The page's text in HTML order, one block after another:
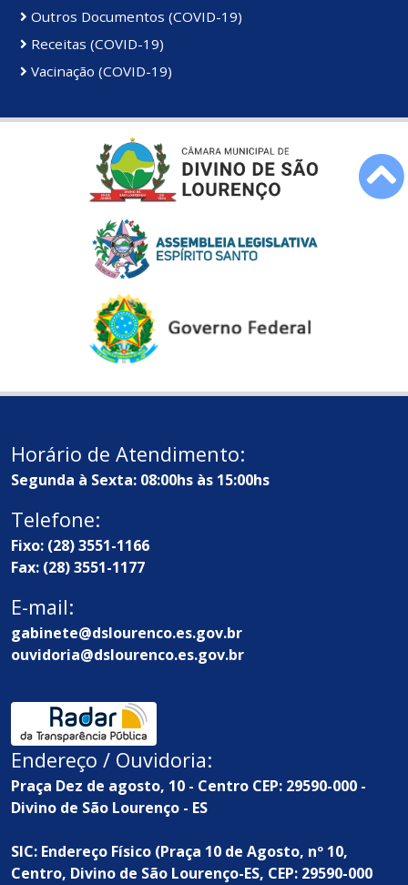
Outros Documentos (COVID-19)
Receitas (COVID-19)
Vacinação (COVID-19)
Horário de Atendimento:
Segunda à Sexta: 08:00hs às 15:00hs
Telefone:
Fixo: (28) 3551-1166
Fax: (28) 3551-1177
E-mail:
gabinete@dslourenco.es.gov.br
ouvidoria@dslourenco.es.gov.br
Endereço / Ouvidoria:
Praça Dez de agosto, 10 - Centro CEP: 29590-000 -
Divino de São Lourenço - ES
SIC: Endereço Físico (Praça 10 de Agosto, nº 10,
Centro, Divino de São Lourenço-ES, CEP: 29590-000